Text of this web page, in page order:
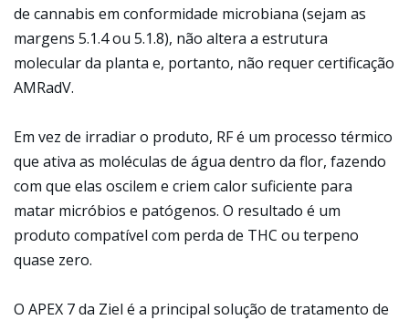
de cannabis em conformidade microbiana (sejam as
margens 5.1.4 ou 5.1.8), não altera a estrutura
molecular da planta e, portanto, não requer certificação
AMRadV.
Em vez de irradiar o produto, RF é um processo térmico
que ativa as moléculas de água dentro da flor, fazendo
com que elas oscilem e criem calor suficiente para
matar micróbios e patógenos. O resultado é um
produto compatível com perda de THC ou terpeno
quase zero.
O APEX 7 da Ziel é a principal solução de tratamento de